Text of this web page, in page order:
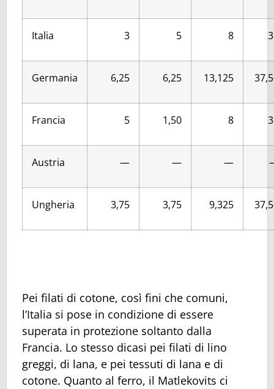
Italia 3 5 8
Germania 6,25 6,25 13,125
Francia 5 1,50 8
Austria — — —
Ungheria 3,75 3,75 9,325
Pei filati di cotone, così fini che comuni,
l’Italia si pose in condizione di essere
superata in protezione soltanto dalla
Francia. Lo stesso dicasi pei filati di lino
greggi, di lana, e pei tessuti di lana e di
cotone. Quanto al ferro, il Matlekovits ci